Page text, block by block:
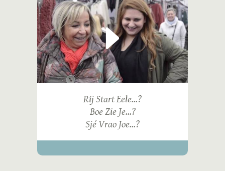
Rij Start Eele...?
Boe Zie Je...?
Sjé Vrao Joe...?